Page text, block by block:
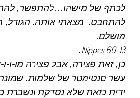
לכתף של מישהו…להתפשר,
להתחבט. מצאתי אותה. הגודל,
מושלם.
Nippes 60-13
.
כן, זאת פצירה, אבל פצירה מו-
עשר סנטימטר של שלמות.
ידית כזאת שלא נסדקת ונשברת